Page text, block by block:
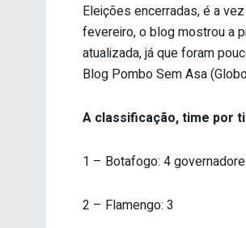
Eleições encerradas, é a
fevereiro, o blog mostrou a
atualizada, já que foram
Blog Pombo Sem Asa
A classificação, time por
1 – Botafogo: 4
2 – Flamengo: 3